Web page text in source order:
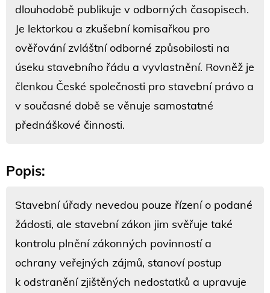
dlouhodobě publikuje v odborných časopisech.
Je lektorkou a zkušební komisařkou pro
ověřování zvláštní odborné způsobilosti na
úseku stavebního řádu a vyvlastnění. Rovněž je
členkou České společnosti pro stavební právo a
v současné době se věnuje samostatné
přednáškové činnosti.
Popis:
Stavební úřady nevedou pouze řízení o podané
žádosti, ale stavební zákon jim svěřuje také
kontrolu plnění zákonných povinností a
ochrany veřejných zájmů, stanoví postup
k odstranění zjištěných nedostatků a upravuje